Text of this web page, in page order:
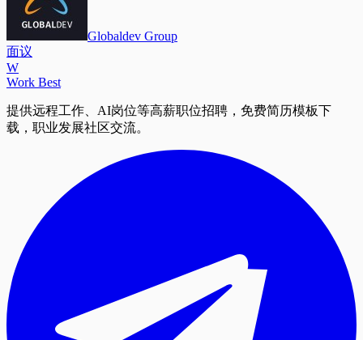
Globaldev Group
面议
W
Work Best
提供远程工作、AI岗位等高薪职位招聘，免费简历模板下
载，职业发展社区交流。